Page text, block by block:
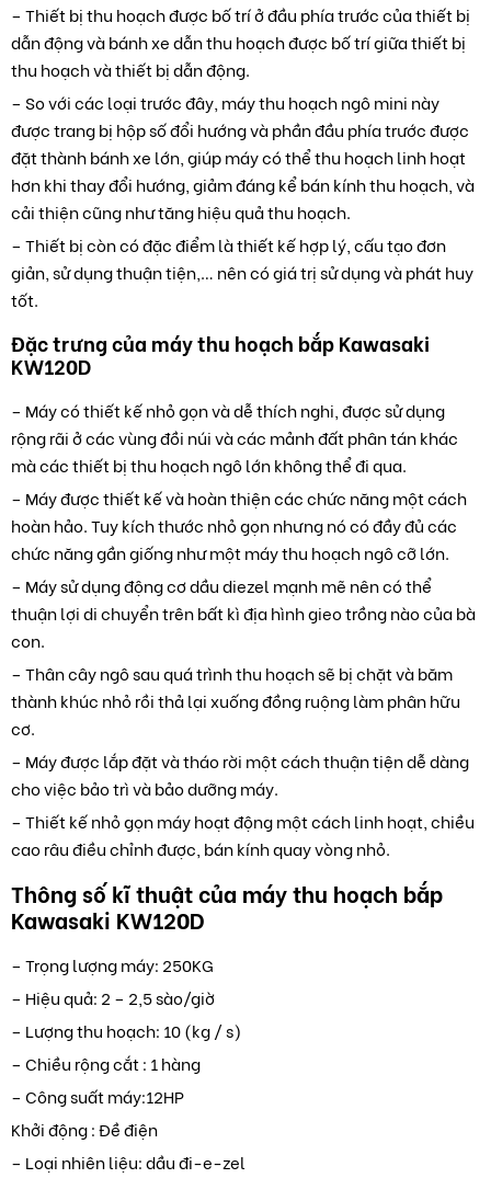
– Thiết bị thu hoạch được bố trí ở đầu phía trước của thiết bị
dẫn động và bánh xe dẫn thu hoạch được bố trí giữa thiết bị
thu hoạch và thiết bị dẫn động.
– So với các loại trước đây, máy thu hoạch ngô mini này
được trang bị hộp số đổi hướng và phần đầu phía trước được
đặt thành bánh xe lớn, giúp máy có thể thu hoạch linh hoạt
hơn khi thay đổi hướng, giảm đáng kể bán kính thu hoạch, và
cải thiện cũng như tăng hiệu quả thu hoạch.
– Thiết bị còn có đặc điểm là thiết kế hợp lý, cấu tạo đơn
giản, sử dụng thuận tiện,… nên có giá trị sử dụng và phát huy
tốt.
Đặc trưng của máy thu hoạch bắp Kawasaki
KW120D
– Máy có thiết kế nhỏ gọn và dễ thích nghi, được sử dụng
rộng rãi ở các vùng đồi núi và các mảnh đất phân tán khác
mà các thiết bị thu hoạch ngô lớn không thể đi qua.
– Máy được thiết kế và hoàn thiện các chức năng một cách
hoàn hảo. Tuy kích thước nhỏ gọn nhưng nó có đầy đủ các
chức năng gần giống như một máy thu hoạch ngô cỡ lớn.
– Máy sử dụng động cơ dầu diezel mạnh mẽ nên có thể
thuận lợi di chuyển trên bất kì địa hình gieo trồng nào của bà
con.
– Thân cây ngô sau quá trình thu hoạch sẽ bị chặt và băm
thành khúc nhỏ rồi thả lại xuống đồng ruộng làm phân hữu
cơ.
– Máy được lắp đặt và tháo rời một cách thuận tiện dễ dàng
cho việc bảo trì và bảo dưỡng máy.
– Thiết kế nhỏ gọn máy hoạt động một cách linh hoạt, chiều
cao râu điều chỉnh được, bán kính quay vòng nhỏ.
Thông số kĩ thuật của máy thu hoạch bắp
Kawasaki KW120D
– Trọng lượng máy: 250KG
– Hiệu quả: 2 – 2,5 sào/giờ
– Lượng thu hoạch: 10 (kg / s)
– Chiều rộng cắt : 1 hàng
– Công suất máy:12HP
Khởi động : Đề điện
– Loại nhiên liệu: dầu đi-e-zel